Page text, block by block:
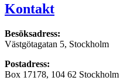
Kontakt
Besöksadress:
Västgötagatan 5, Stockholm
Postadress:
Box 17178, 104 62 Stockholm